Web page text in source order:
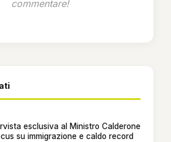
commentare!
esclusiva al Ministro Calderone
su immigrazione e caldo record